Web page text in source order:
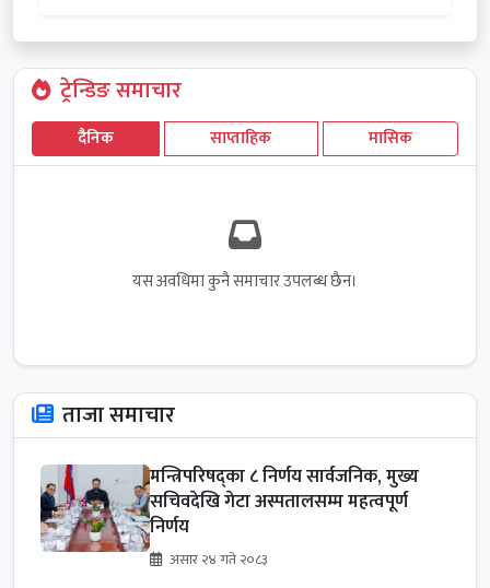
ट्रेन्डिङ समाचार
दैनिक साप्ताहिक मासिक
यस अवधिमा कुनै समाचार उपलब्ध छैन।
ताजा समाचार
मन्त्रिपरिषद्का ८ निर्णय सार्वजनिक, मुख्य
सचिवदेखि गेटा अस्पतालसम्म महत्वपूर्ण
निर्णय
असार २४ गते २०८३